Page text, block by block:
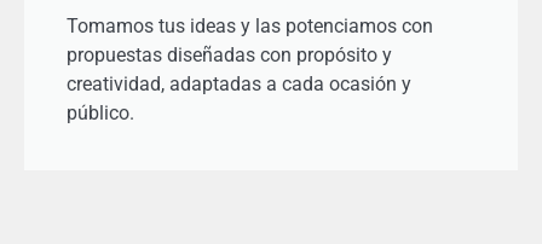
Tomamos tus ideas y las potenciamos con
propuestas diseñadas con propósito y
creatividad, adaptadas a cada ocasión y
público.